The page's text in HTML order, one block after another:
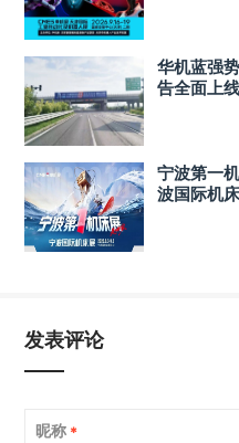
华机蓝强
告全面上线
宁波第一
波国际机
发表评论
昵称 *